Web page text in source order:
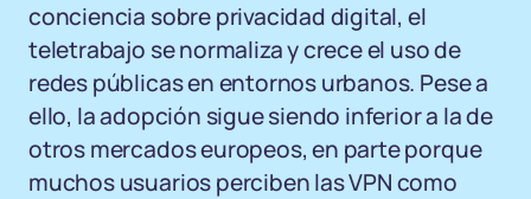
conciencia sobre privacidad digital, el
teletrabajo se normaliza y crece el uso de
redes públicas en entornos urbanos. Pese a
ello, la adopción sigue siendo inferior a la de
otros mercados europeos, en parte porque
muchos usuarios perciben las VPN como